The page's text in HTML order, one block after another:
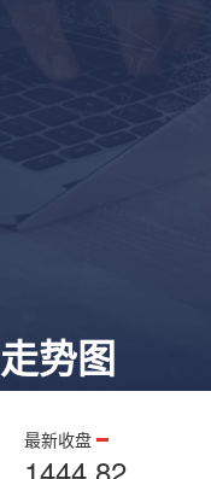
走势图
最新收盘